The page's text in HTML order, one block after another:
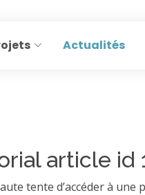
Actualités
article id
tente d’accéder à